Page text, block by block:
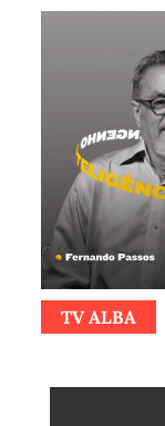
TV ALBA